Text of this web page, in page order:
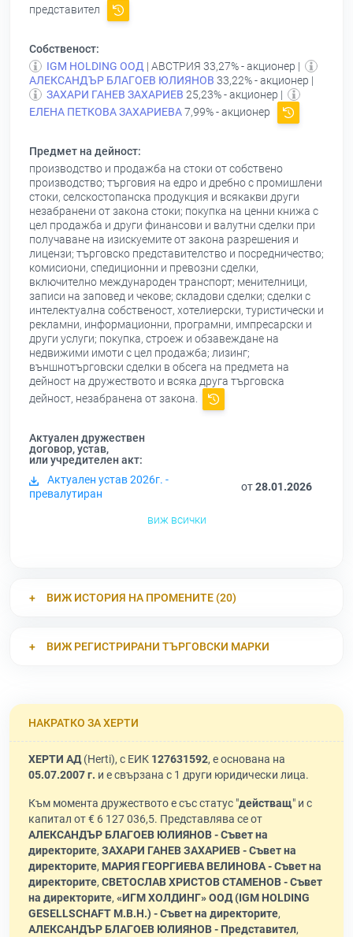
представител
Собственост:
IGM HOLDING ООД | АВСТРИЯ 33,27% - акционер |
АЛЕКСАНДЪР БЛАГОЕВ ЮЛИЯНОВ 33,22% - акционер |
ЗАХАРИ ГАНЕВ ЗАХАРИЕВ 25,23% - акционер |
ЕЛЕНА ПЕТКОВА ЗАХАРИЕВА7,99% - акционер
Предмет на дейност:
производство и продажба на стоки от собствено
производство; търговия на едро и дребно с промишлени
стоки, селскостопанска продукция и всякакви други
незабранени от закона стоки; покупка на ценни книжа с
цел продажба и други финансови и валутни сделки при
получаване на изискуемите от закона разрешения и
лицензи; търговско представителство и посредничество;
комисиони, спедиционни и превозни сделки,
включително международен транспорт; менителници,
записи на заповед и чекове; складови сделки; сделки с
интелектуална собственост, хотелиерски, туристически и
рекламни, информационни, програмни, импресарски и
други услуги; покупка, строеж и обзавеждане на
недвижими имоти с цел продажба; лизинг;
външнотърговски сделки в обсега на предмета на
дейност на дружеството и всяка друга търговска
дейност, незабранена от закона.
Актуален дружествен
договор, устав,
или учредителен акт:
Актуален устав 2026г. -
превалутиран
от28.01.2026
виж всички
ВИЖ ИСТОРИЯ НА ПРОМЕНИТЕ (20)
ВИЖ РЕГИСТРИРАНИ ТЪРГОВСКИ МАРКИ
НАКРАТКО ЗА ХЕРТИ
ХЕРТИ АД(Herti), с ЕИК 127631592, е основана на
05.07.2007 г. и е свързана с 1 други юридически лица.
Към момента дружеството е със статус "действащ" и с
капитал от € 6 127 036,5. Представлява се от
АЛЕКСАНДЪР БЛАГОЕВ ЮЛИЯНОВ - Съвет на
директорите, ЗАХАРИ ГАНЕВ ЗАХАРИЕВ - Съвет на
директорите, МАРИЯ ГЕОРГИЕВА ВЕЛИНОВА - Съвет на
директорите, СВЕТОСЛАВ ХРИСТОВ СТАМЕНОВ - Съвет
на директорите, «ИГМ ХОЛДИНГ» ООД (IGМ НOLDING
GESELLSCHAFT M.B.Н.) - Съвет на директорите,
АЛЕКСАНДЪР БЛАГОЕВ ЮЛИЯНОВ - Представител,